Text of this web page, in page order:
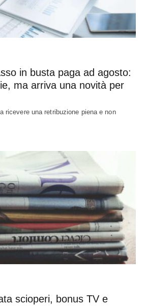
in busta paga ad agosto:
ma arriva una novità per
ricevere una retribuzione piena e non
scioperi, bonus TV e